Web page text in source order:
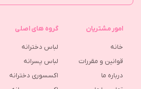
امور مشتریان
خانه
قوانین و مقررات
درباره ما
گروه های اصلی
لباس دخترانه
لباس پسرانه
اکسسوری دخترانه